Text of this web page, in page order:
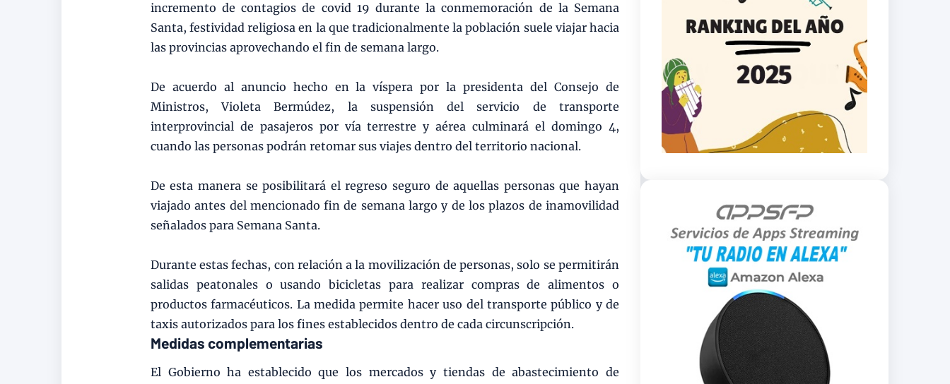
incremento de contagios de covid 19 durante la conmemoración de la Semana
Santa, festividad religiosa en la que tradicionalmente la población suele viajar hacia
las provincias aprovechando el fin de semana largo.
De acuerdo al anuncio hecho en la víspera por la presidenta del Consejo de
Ministros, Violeta Bermúdez, la suspensión del servicio de transporte
interprovincial de pasajeros por vía terrestre y aérea culminará el domingo 4,
cuando las personas podrán retomar sus viajes dentro del territorio nacional.
De esta manera se posibilitará el regreso seguro de aquellas personas que hayan
viajado antes del mencionado fin de semana largo y de los plazos de inamovilidad
señalados para Semana Santa.
Durante estas fechas, con relación a la movilización de personas, solo se permitirán
salidas peatonales o usando bicicletas para realizar compras de alimentos o
productos farmacéuticos. La medida permite hacer uso del transporte público y de
taxis autorizados para los fines establecidos dentro de cada circunscripción.
Medidas complementarias
El Gobierno ha establecido que los mercados y tiendas de abastecimiento de